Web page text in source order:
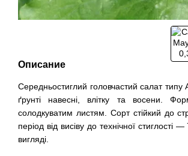
Описание
Середньостиглий головчастий салат
ґрунті навесні, влітку та восени.
солодкуватим листям. Сорт стійкий до
період від висіву до технічної
вигляді.